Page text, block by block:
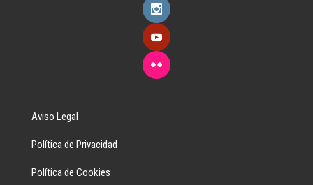
Aviso Legal
Política de Privacidad
Política de Cookies